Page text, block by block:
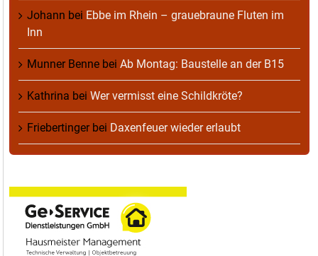
Johann bei Ebbe im Rhein – grauebraune Fluten im
Inn
Munner Benne bei Ab Montag: Baustelle an der B15
Kathrina bei Wer vermisst eine Schildkröte?
Friebertingerbei Daxenfeuer wieder erlaubt